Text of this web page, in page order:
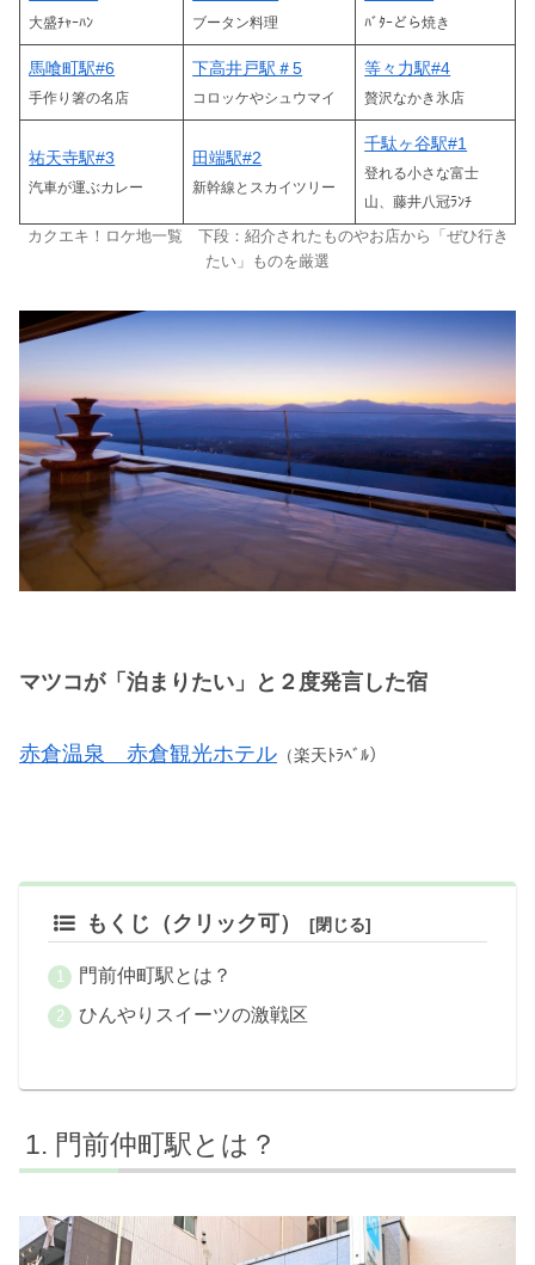
大盛ﾁｬｰﾊﾝ ブータン料理 ﾊﾞﾀｰどら焼き
馬喰町駅#6
手作り箸の名店
下高井戸駅＃5
コロッケやシュウマイ
等々力駅#4
贅沢なかき氷店
祐天寺駅#3
汽車が運ぶカレー
田端駅#2
新幹線とスカイツリー
千駄ヶ谷駅#1
登れる小さな富士
山、藤井八冠ﾗﾝﾁ
カクエキ！ロケ地一覧 下段：紹介されたものやお店から「ぜひ行き
たい」ものを厳選
マツコが「泊まりたい」と２度発言した宿
赤倉温泉 赤倉観光ホテル （楽天ﾄﾗﾍﾞﾙ）
もくじ（クリック可）
門前仲町駅とは？
ひんやりスイーツの激戦区
門前仲町駅とは？